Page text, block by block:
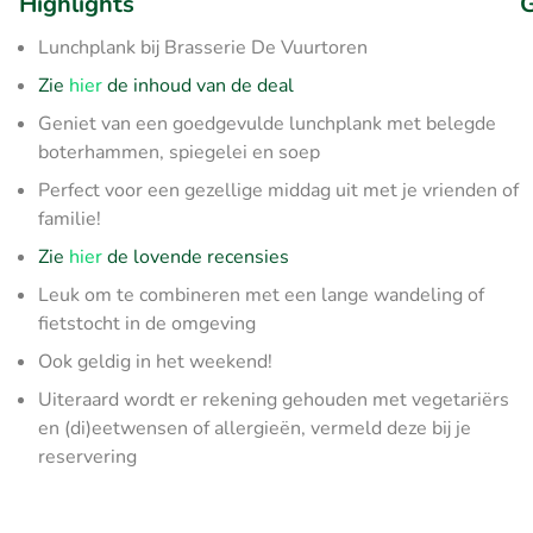
Lunchplank bij Brasserie De Vuurtoren
Zie hierde inhoud van de deal
Geniet van een goedgevulde lunchplank met belegde
boterhammen, spiegelei en soep
Perfect voor een gezellige middag uit met je vrienden of
familie!
Zie hierde lovende recensies
Leuk om te combineren met een lange wandeling of
fietstocht in de omgeving
Ook geldig in het weekend!
Uiteraard wordt er rekening gehouden met vegetariërs
en (di)eetwensen of allergieën, vermeld deze bij je
reservering